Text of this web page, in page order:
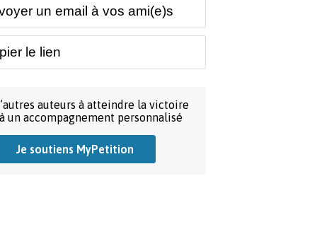
un email à vos ami(e)s
le lien
auteurs à atteindre la victoire
un accompagnement personnalisé
Je soutiens MyPetition